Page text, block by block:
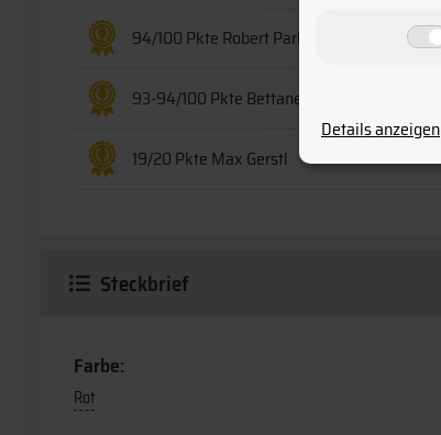
94/100 Pkte Robert Parker
93-94/100 Pkte Bettane & Desseauve
19/20 Pkte Max Gerstl
Steckbrief
Farbe:
Rot
Details anzeigen